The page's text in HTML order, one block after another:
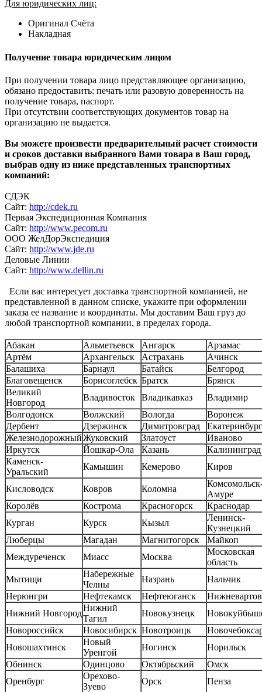
Для юридических лиц:
Оригинал Счёта
Накладная
Получение товара юридическим лицом
При получении товара лицо представляющее организацию,
обязано предоставить: печать или разовую доверенность на
получение товара, паспорт.
При отсутствии соответствующих документов товар на
организацию не выдается.
Вы можете произвести предварительный расчет стоимости
и сроков доставки выбранного Вами товара в Ваш город,
выбрав одну из ниже представленных транспортных
компаний:
СДЭК
Сайт: http://cdek.ru
Первая Экспедиционная Компания
Сайт: http://www.pecom.ru
ООО ЖелДорЭкспедиция
Сайт: http://www.jde.ru
Деловые Линии
Сайт: http://www.dellin.ru
Если вас интересует доставка транспортной компанией, не
представленной в данном списке, укажите при оформлении
заказа ее название и координаты. Мы доставим Ваш груз до
любой транспортной компании, в пределах города.
Абакан Альметьевск Ангарск
Арзамас
Артём
Архангельск Астрахань
Ачинск
Балашиха
Барнаул Батайск
Белгород
Благовещенск
Борисоглебск Братск
Брянск
Великий
Новгород
Владивосток Владикавказ
Владимир
Волгодонск
Волжский Вологда
Воронеж
Дербент
Дзержинск Димитровград
Екатеринбург
ЖелезнодорожныйЖуковский Златоуст
Иваново
Иркутск
Йошкар-Ола Казань
Калининград
Каменск-
Уральский
Камышин Кемерово Киров
Кисловодск Ковров Коломна
Амуре
Королёв
Кострома Красногорск
Краснодар
Курган
Курск Кызыл
Ленинск-
Кузнецкий
Люберцы
Магадан Магнитогорск
Майкоп
Междуреченск
Миасс Москва
Московская
область
Мытищи
Набережные
Челны
Назрань
Нальчик
Нерюнгри
Нефтекамск Нефтеюганск
Нижний Новгород
Нижний
Тагил
Новокузнецк
Новороссийск
Новосибирск Новотроицк
Новошахтинск
Новый
Уренгой
Ногинск
Норильск
Обнинск
Одинцово Октябрьский
Омск
Оренбург
Орехово-
Зуево
Орск Пенза